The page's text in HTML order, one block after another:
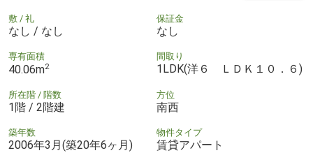
敷 / 礼
なし / なし
保証金
なし
専有面積
40.06m2
間取り
1LDK(洋６ ＬＤＫ１０．６)
所在階 / 階数
1階 / 2階建
方位
南西
築年数
2006年3月(築20年6ヶ月)
物件タイプ
賃貸アパート